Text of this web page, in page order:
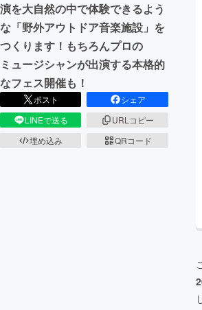
演を大自然の中で体験できるよう
な「野外アウトドア音楽施設」を
つくります！もちろんプロの
ミュージシャンが出演する本格的
なフェス開催も！
ポスト
シェア
LINEで送る
URLコピー
埋め込み
QRコード